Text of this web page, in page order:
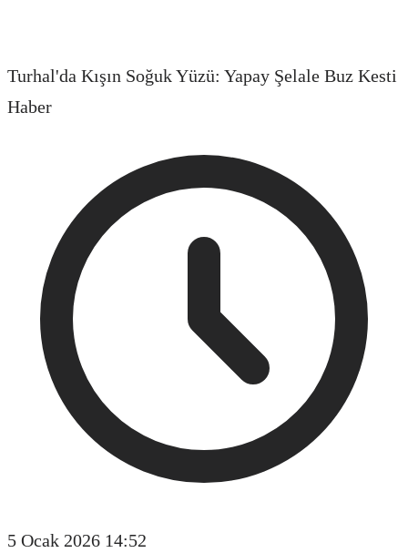
Turhal'da Kışın Soğuk Yüzü: Yapay Şelale Buz Kesti
Haber
5 Ocak 2026 14:52